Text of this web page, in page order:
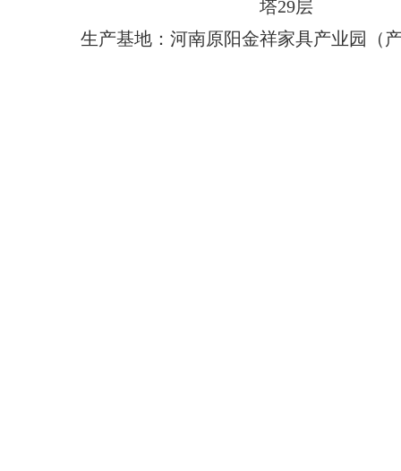
塔29层
生产基地：河南原阳金祥家具产业园（